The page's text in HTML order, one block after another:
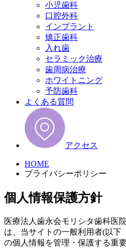
小児歯科
口腔外科
インプラント
矯正歯科
入れ歯
セラミック治療
歯周病治療
ホワイトニング
予防歯科
よくある質問
アクセス
HOME
プライバシーポリシー
個人情報保護方針
医療法人歯永会モリシタ歯科医
は、当サイトの一般利用者(以下
の個人情報を管理・保護する重